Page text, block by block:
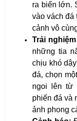
ra biển lớn.
vào vách đá
cảnh vô
Trải
những tia
chịu khó
đá, chọn
ngoi lên từ
phiến đá và
ảnh phong